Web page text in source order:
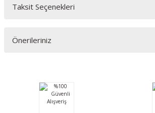
Bu ürüne ilk yorumu siz yapın!
Taksit Seçenekleri
Önerileriniz
Görüş ve önerileriniz için teşekkür ederiz.